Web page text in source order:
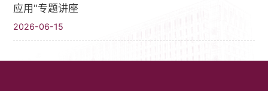
应用"专题讲座
2026-06-15